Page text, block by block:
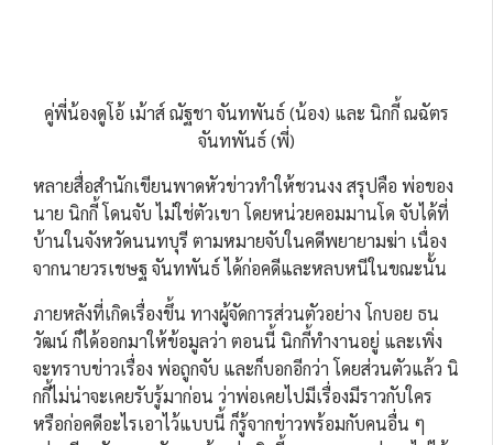
คู่พี่น้องดูโอ้ เม้าส์ ณัฐชา จันทพันธ์ (น้อง) และ นิกกี้ ณฉัตร
จันทพันธ์ (พี่)
หลายสื่อสำนักเขียนพาดหัวข่าวทำให้ชวนงง สรุปคือ พ่อของ
นาย นิกกี้ โดนจับ ไม่ใช่ตัวเขา โดยหน่วยคอมมานโด จับได้ที่
บ้านในจังหวัดนนทบุรี ตามหมายจับในคดีพยายามฆ่า เนื่อง
จากนายวรเชษฐ จันทพันธ์ ได้ก่อคดีและหลบหนีในขณะนั้น
ภายหลังที่เกิดเรื่องขึ้น ทางผู้จัดการส่วนตัวอย่าง โกบอย ธน
วัฒน์ ก็ได้ออกมาให้ข้อมูลว่า ตอนนี้ นิกกี้ทำงานอยู่ และเพิ่ง
จะทราบข่าวเรื่อง พ่อถูกจับ และก็บอกอีกว่า โดยส่วนตัวแล้ว นิ
กกี้ไม่น่าจะเคยรับรู้มาก่อน ว่าพ่อเคยไปมีเรื่องมีราวกับใคร
หรือก่อคดีอะไรเอาไว้แบบนี้ ก็รู้จากข่าวพร้อมกับคนอื่น ๆ